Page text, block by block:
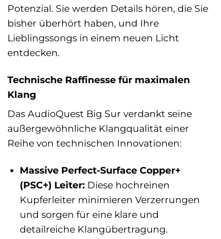
Potenzial. Sie werden Details hören, die Sie
bisher überhört haben, und Ihre
Lieblingssongs in einem neuen Licht
entdecken.
Technische Raffinesse für maximalen
Klang
Das AudioQuest Big Sur verdankt seine
außergewöhnliche Klangqualität einer
Reihe von technischen Innovationen:
Massive Perfect-Surface Copper+
(PSC+) Leiter:Diese hochreinen
Kupferleiter minimieren Verzerrungen
und sorgen für eine klare und
detailreiche Klangübertragung.